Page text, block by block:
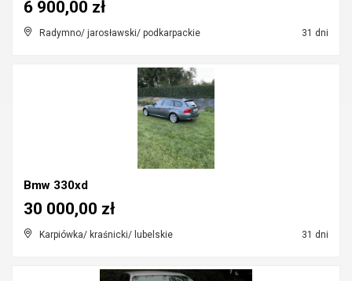
Radymno/ jarosławski/ podkarpackie 31 dni
6 900,00 zł
Bmw 330xd
Karpiówka/ kraśnicki/ lubelskie 31 dni
30 000,00 zł